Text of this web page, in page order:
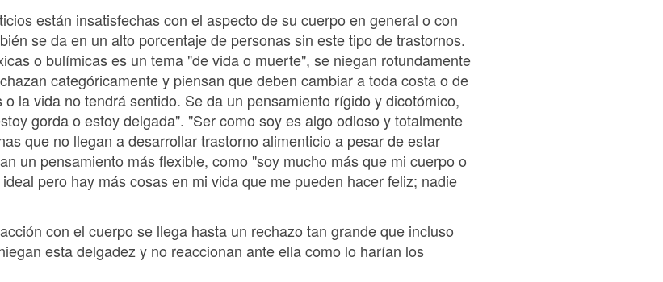
están insatisfechas con el aspecto de su cuerpo en general o con
se da en un alto porcentaje de personas sin este tipo de trastornos.
o bulímicas es un tema "de vida o muerte", se niegan rotundamente
categóricamente y piensan que deben cambiar a toda costa o de
la vida no tendrá sentido. Se da un pensamiento rígido y dicotómico,
gorda o estoy delgada". "Ser como soy es algo odioso y totalmente
que no llegan a desarrollar trastorno alimenticio a pesar de estar
un pensamiento más flexible, como "soy mucho más que mi cuerpo o
pero hay más cosas en mi vida que me pueden hacer feliz; nadie
con el cuerpo se llega hasta un rechazo tan grande que incluso
esta delgadez y no reaccionan ante ella como lo harían los